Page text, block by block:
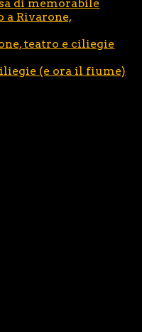
di memorabile
a Rivarone,
teatro e ciliegie
(e ora il fiume)